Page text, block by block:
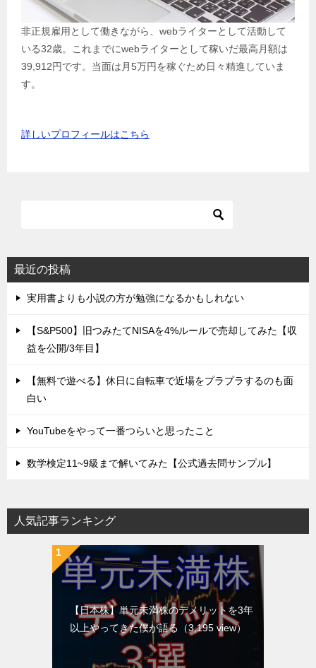
非正規雇用として働きながら、webライターとして活動して
いる32歳。これまでにwebライターとして稼いだ最高月額は
39,912円です。当面は月5万円を稼ぐため日々精進していま
す。
詳しいプロフィールはこちら
最近の投稿
実用書よりも小説の方が勉強になるかもしれない
【S&P500】旧つみたてNISAを4%ルールで売却してみた【収
益を公開/3年目】
【無料で遊べる】休日に自転車で近場をプラプラするのも面
白い
YouTubeをやって一番つらいと思ったこと
数学検定11~9級まで解いてみた【公式過去問サンプル】
人気記事ランキング
【日本株】単元未満株のデメリットを3年
以上やってきた僕が語る （3,195 view）